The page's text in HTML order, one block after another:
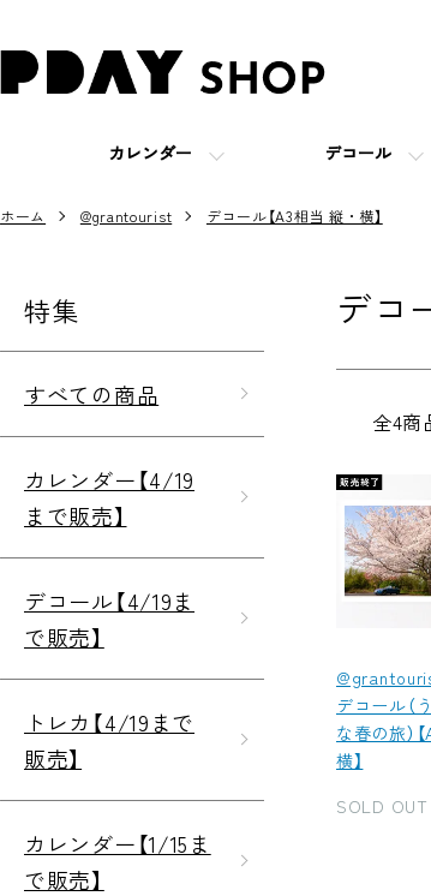
カレンダー デコール
ホーム @grantourist デコール【A3相当 縦・横】
デコ
全4商
デコール（
な春の旅）
横】
SOLD OUT
特集
すべての商品
カレンダー【4/19
まで販売】
デコール【4/19ま
で販売】
トレカ【4/19まで
販売】
カレンダー【1/15ま
で販売】